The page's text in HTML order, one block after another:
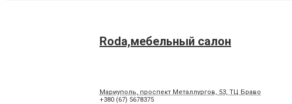
Roda,мебельный салон
Мариуполь, проспект Металлургов, 53, ТЦ Браво
+380 (67) 5678375